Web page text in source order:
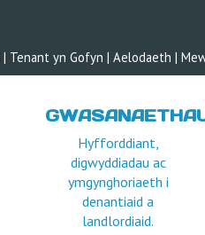
| Tenant yn Gofyn | Aelodaeth |
Hyfforddiant,
digwyddiadau ac
ymgynghoriaeth i
denantiaid a
landlordiaid.